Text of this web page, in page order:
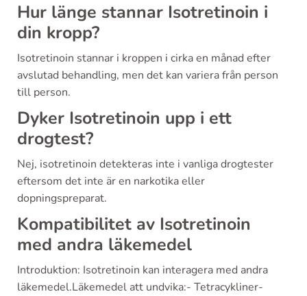
Hur länge stannar Isotretinoin i
din kropp?
Isotretinoin stannar i kroppen i cirka en månad efter
avslutad behandling, men det kan variera från person
till person.
Dyker Isotretinoin upp i ett
drogtest?
Nej, isotretinoin detekteras inte i vanliga drogtester
eftersom det inte är en narkotika eller
dopningspreparat.
Kompatibilitet av Isotretinoin
med andra läkemedel
Introduktion: Isotretinoin kan interagera med andra
läkemedel.Läkemedel att undvika:- Tetracykliner-